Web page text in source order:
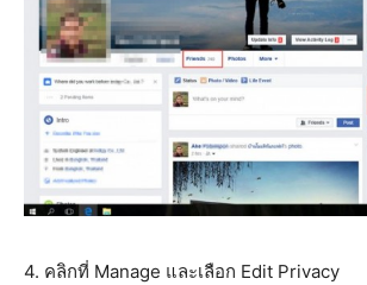
4. คลิกที่ Manage และเลือก Edit Privacy